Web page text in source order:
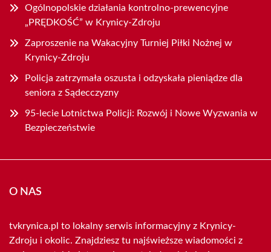
Ogólnopolskie działania kontrolno-prewencyjne
„PRĘDKOŚĆ” w Krynicy-Zdroju
Zaproszenie na Wakacyjny Turniej Piłki Nożnej w
Krynicy-Zdroju
Policja zatrzymała oszusta i odzyskała pieniądze dla
seniora z Sądecczyzny
95-lecie Lotnictwa Policji: Rozwój i Nowe Wyzwania w
Bezpieczeństwie
O NAS
tvkrynica.pl to lokalny serwis informacyjny z Krynicy-
Zdroju i okolic. Znajdziesz tu najświeższe wiadomości z